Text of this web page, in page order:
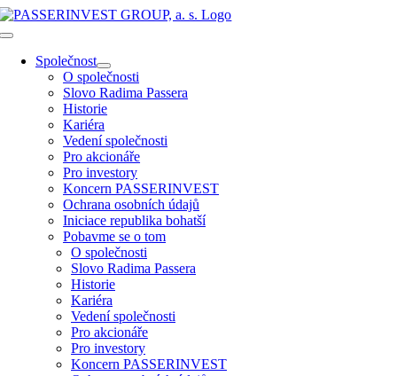
Přeskočit
na
Toggle
NavigationSpolečnost
O společnosti
Slovo Radima Passera
Historie
Kariéra
Vedení společnosti
Pro akcionáře
Pro investory
Koncern PASSERINVEST
Ochrana osobních údajů
Iniciace republika bohatší
Pobavme se o tom
O společnosti
Slovo Radima Passera
Historie
Kariéra
Vedení společnosti
Pro akcionáře
Pro investory
Koncern PASSERINVEST